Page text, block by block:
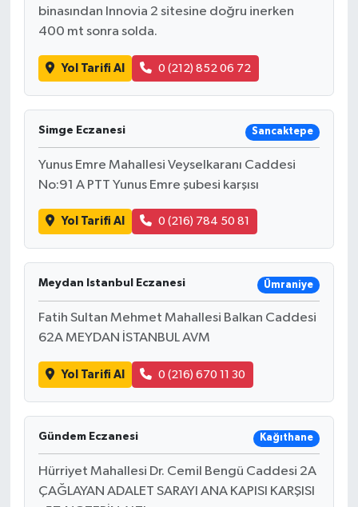
binasından Innovia 2 sitesine doğru inerken
400 mt sonra solda.
Yol Tarifi Al 0 (212) 852 06 72
Simge Eczanesi Sancaktepe
Yunus Emre Mahallesi Veyselkaranı Caddesi
No:91 A PTT Yunus Emre şubesi karşısı
Yol Tarifi Al 0 (216) 784 50 81
Meydan Istanbul Eczanesi Ümraniye
Fatih Sultan Mehmet Mahallesi Balkan Caddesi
62A MEYDAN İSTANBUL AVM
Yol Tarifi Al 0 (216) 670 11 30
Gündem Eczanesi Kağıthane
Hürriyet Mahallesi Dr. Cemil Bengü Caddesi 2A
ÇAĞLAYAN ADALET SARAYI ANA KAPISI KARŞISI